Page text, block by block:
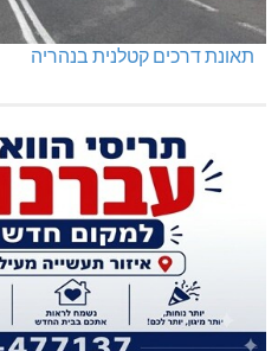
תאונת דרכים קטלנית בנהריה